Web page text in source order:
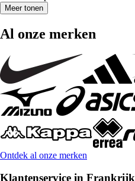
Meer tonen
Al onze merken
Ontdek al onze merken
Klantenservice in Frankrijk